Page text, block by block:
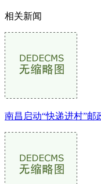
相关新闻
南昌启动“快递进村”邮